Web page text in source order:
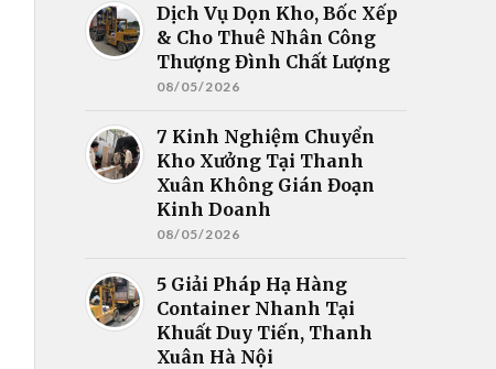
Dịch Vụ Dọn Kho, Bốc Xếp
& Cho Thuê Nhân Công
Thượng Đình Chất Lượng
08/05/2026
7 Kinh Nghiệm Chuyển
Kho Xưởng Tại Thanh
Xuân Không Gián Đoạn
Kinh Doanh
08/05/2026
5 Giải Pháp Hạ Hàng
Container Nhanh Tại
Khuất Duy Tiến, Thanh
Xuân Hà Nội